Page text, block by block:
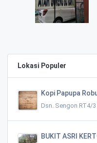
Lokasi Populer
Kopi Papupa
Dsn. Sengon RT4/
BUKIT ASRI